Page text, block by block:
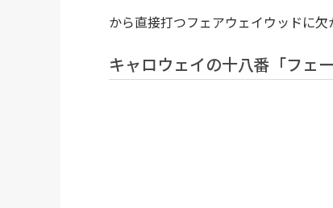
から直接打つフェアウェイウッドに欠
キャロウェイの十八番「フェ